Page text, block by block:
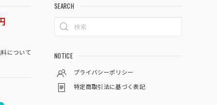
について
SEARCH
NOTICE
プライバシーポリシー
特定商取引法に基づく表記